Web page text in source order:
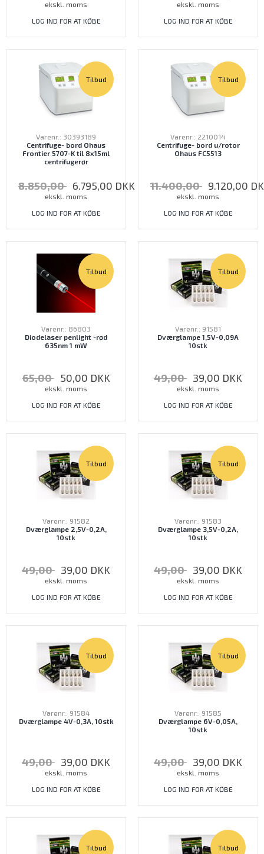
ekskl. moms
LOG IND FOR AT KØBE
ekskl. moms
LOG IND FOR AT KØBE
Tilbud
Varenr.: 30393189
Centrifuge- bord Ohaus
Frontier 5707-K til 8x15ml
centrifugerør
8.850,00 6.795,00 DKK
ekskl. moms
LOG IND FOR AT KØBE
Tilbud
Varenr.: 2210014
Centrifuge- bord u/rotor
Ohaus FC5513
11.400,00 9.120,00
ekskl. moms
LOG IND FOR AT KØBE
Tilbud
Varenr.: 86803
Diodelaser penlight -rød
635nm 1 mW
65,00 50,00 DKK
ekskl. moms
LOG IND FOR AT KØBE
Tilbud
Varenr.: 91581
Dværglampe 1,5V-0,09A
10stk
49,00 39,00 DKK
ekskl. moms
LOG IND FOR AT KØBE
Tilbud
Varenr.: 91582
Dværglampe 2,5V-0,2A,
10stk
49,00 39,00 DKK
ekskl. moms
LOG IND FOR AT KØBE
Tilbud
Varenr.: 91583
Dværglampe 3,5V-0,2A,
10stk
49,00 39,00 DKK
ekskl. moms
LOG IND FOR AT KØBE
Tilbud
Varenr.: 91584
Dværglampe 4V-0,3A, 10stk
49,00 39,00 DKK
ekskl. moms
LOG IND FOR AT KØBE
Tilbud
Varenr.: 91585
Dværglampe 6V-0,05A,
10stk
49,00 39,00 DKK
ekskl. moms
LOG IND FOR AT KØBE
Tilbud Tilbud